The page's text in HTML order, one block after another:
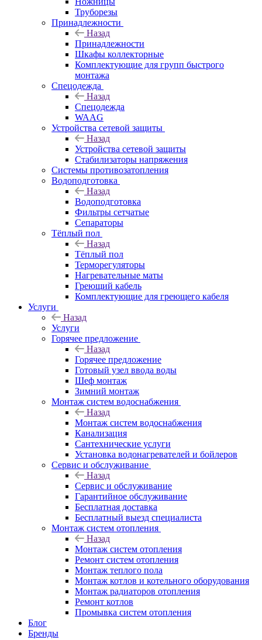
Труборезы
Принадлежности
Назад
Принадлежности
Шкафы коллекторные
Комплектующие для групп быстрого
монтажа
Спецодежда
Назад
Спецодежда
WAAG
Устройства сетевой защиты
Назад
Устройства сетевой защиты
Стабилизаторы напряжения
Системы противозатопления
Водоподготовка
Назад
Водоподготовка
Фильтры сетчатые
Сепараторы
Тёплый пол
Назад
Тёплый пол
Терморегуляторы
Нагревательные маты
Греющий кабель
Комплектующие для греющего кабеля
Услуги
Назад
Услуги
Горячее предложение
Назад
Горячее предложение
Готовый узел ввода воды
Шеф монтаж
Зимний монтаж
Монтаж систем водоснабжения
Назад
Монтаж систем водоснабжения
Канализация
Сантехнические услуги
Установка водонагревателей и бойлеров
Сервис и обслуживание
Назад
Сервис и обслуживание
Гарантийное обслуживание
Бесплатная доставка
Бесплатный выезд специалиста
Монтаж систем отопления
Назад
Монтаж систем отопления
Ремонт систем отопления
Монтаж теплого пола
Монтаж котлов и котельного оборудования
Монтаж радиаторов отопления
Ремонт котлов
Промывка систем отопления
Блог
Бренды